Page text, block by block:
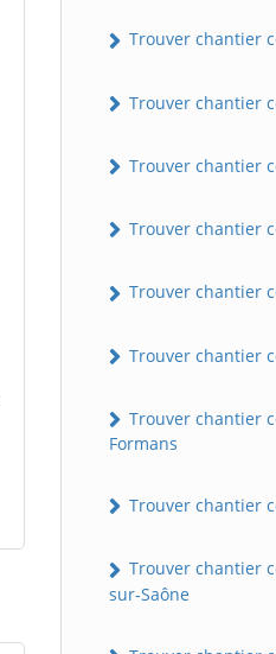
Trouver chantier
Trouver chantier
Trouver chantier
Trouver chantier
Trouver chantier
Trouver chantier
Trouver chantier
Formans
Trouver chantier
Trouver chantier
sur-Saône